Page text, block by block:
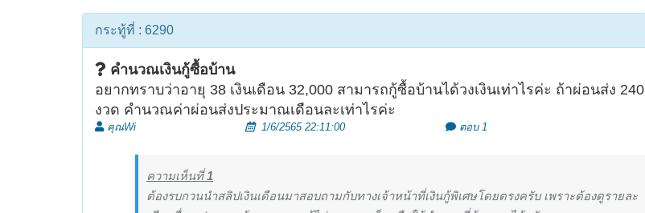
กระทู้ที่ : 6290
คำนวณเงินกู้ซื้อบ้าน
อยากทราบว่าอายุ 38 เงินเดือน 32,000 สามารถกู้ซื้อบ้านได้วงเงินเท่าไรค่ะ ถ้าผ่อนส่ง 240
งวด คำนวณค่าผ่อนส่งประมาณเดือนละเท่าไรค่ะ
คุณWi 1/6/2565 22:11:00 ตอบ 1
ความเห็นที่1
ต้องรบกวนนำสลิปเงินเดือนมาสอบถามกับทางเจ้าหน้าที่เงินกู้พิเศษโดยตรงครับ เพราะต้องดูรายละ